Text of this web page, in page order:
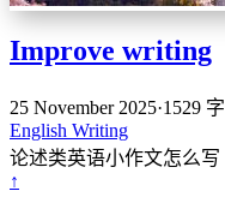
Improve writing
25 November 2025·1529 字
English Writing
论述类英语小作文怎么写
↑